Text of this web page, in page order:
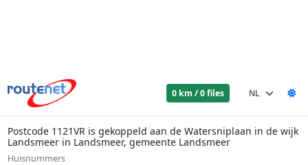
0 km / 0 files
Postcode 1121VR is gekoppeld aan de Watersniplaan in de wijk
Landsmeer in Landsmeer, gemeente Landsmeer
Huisnummers